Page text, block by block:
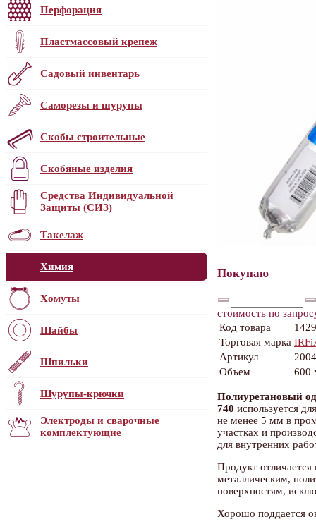
Перфорация
Пластмассовый крепеж
Садовый инвентарь
Саморезы и шурупы
Скобы строительные
Скобяные изделия
Средства Индивидуальной
Защиты (СИЗ)
Такелаж
Химия
Хомуты
Шайбы
Шпильки
Шурупы-крючки
Электроды и сварочные
комплектующие
Покупаю
стоимость по
Код товара
Торговая марка
Артикул
Объем
600
Полиуретановый
740 используется
не менее 5 мм в
участках и
для внутренних
Продукт отличается
металлическим,
поверхностям,
Хорошо поддается